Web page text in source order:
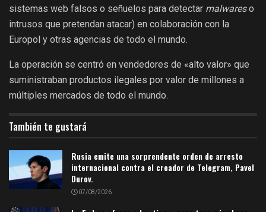
sistemas web falsos o señuelos para detectar malwareso
intrusos que pretendan atacar) en colaboración con la
Europol y otras agencias de todo el mundo.
La operación se centró en vendedores de «alto valor» que
suministraban productos ilegales por valor de millones a
múltiples mercados de todo el mundo.
También te gustará
Rusia emite una sorprendente orden de arresto
internacional contra el creador de Telegram, Pavel
Durov.
07/08/2026